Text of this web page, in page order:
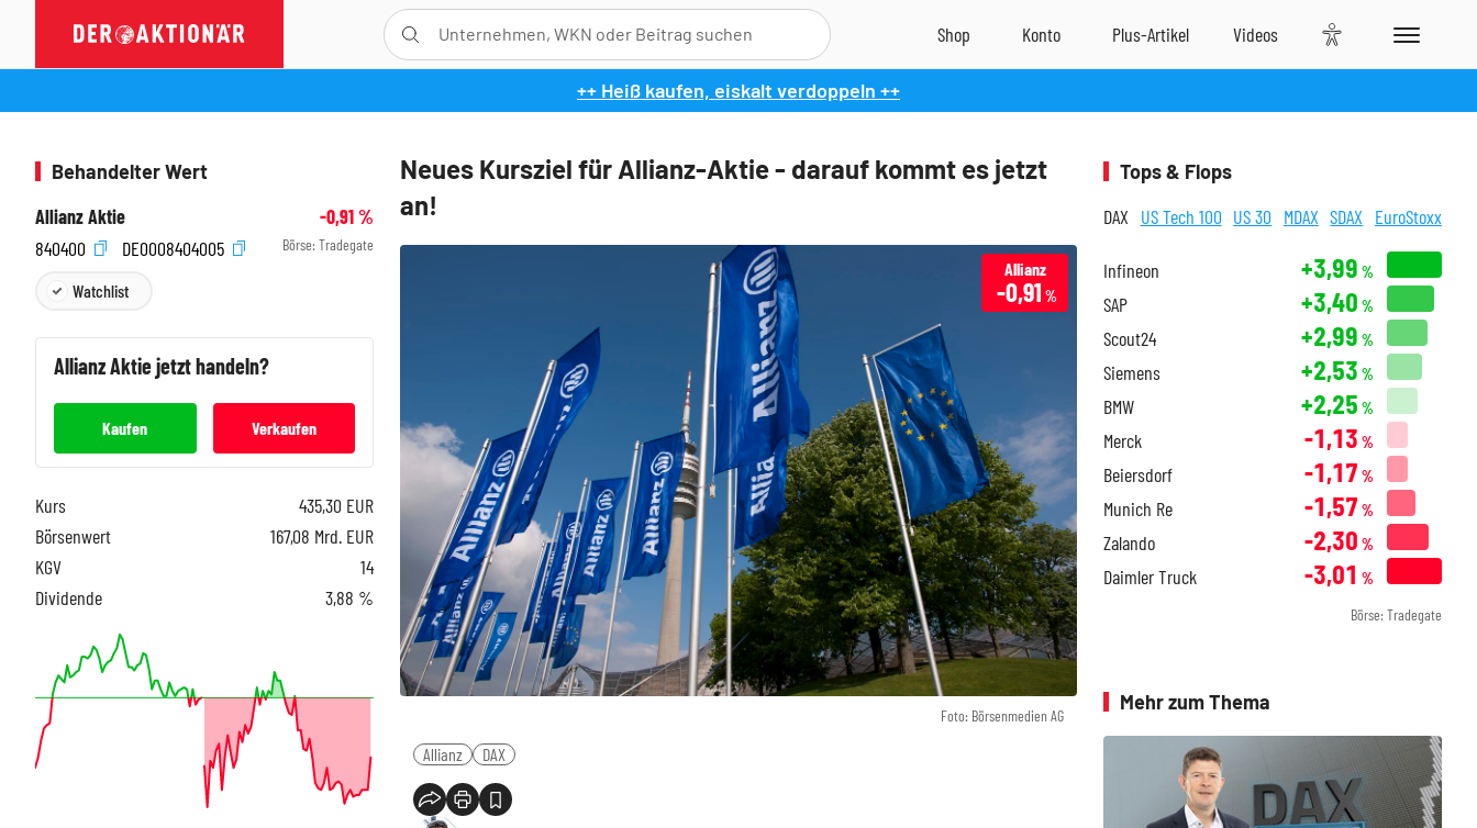
++ Heiß kaufen, eiskalt verdoppeln ++
Neues Kursziel für Allianz-Aktie - darauf kommt es jetzt
an!
Foto: Börsenmedien AG
Allianz
-0,91 %
Allianz DAX
Behandelter Wert
Allianz Aktie
-0,91%
840400
DE0008404005 Börse: Tradegate
Watchlist
AllianzAktie jetzt handeln?
Kaufen Verkaufen
Kurs 435,30 EUR
Börsenwert
167,08 Mrd. EUR
KGV
14
Dividende
3,88 %
Tops & Flops
DAX US Tech 100 US 30 MDAX SDAX EuroStoxx
Infineon +3,99 %
SAP +3,40 %
Scout24 +2,99 %
Siemens +2,53 %
BMW +2,25 %
Merck -1,13 %
Beiersdorf -1,17 %
Munich Re -1,57 %
Zalando -2,30 %
Daimler Truck -3,01 %
Börse: Tradegate
Mehr zum Thema